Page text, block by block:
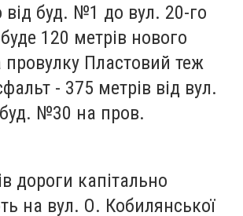
від буд. №1 до вул. 20-го
120 метрів нового
провулку Пластовий теж
- 375 метрів від вул.
№30 на пров.
дороги капітально
на вул. О. Кобилянської